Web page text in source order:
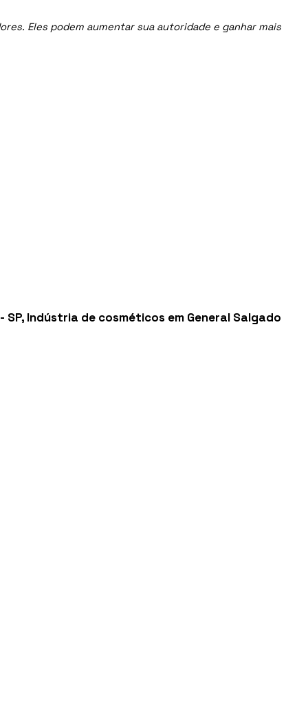
Eles podem aumentar sua autoridade e ganhar mais
SP, Indústria de cosméticos em General Salgado